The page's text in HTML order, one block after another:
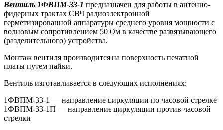
Вентиль 1ФВПМ-33-1 предназначен для работы в антенно-
фидерных трактах СВЧ радиоэлектронной
герметизированной аппаратуры среднего уровня мощности с
волновым сопротивлением 50 Ом в качестве развязывающего
(разделительного) устройства.
Монтаж вентиля производится на поверхность печатной
платы путем пайки.
Вентиль изготавливается в следующих исполнениях:
1ФВПМ-33-1 — направление циркуляции по часовой стрелке
1ФВПМ-33-1П — направление циркуляции против часовой
стрелки